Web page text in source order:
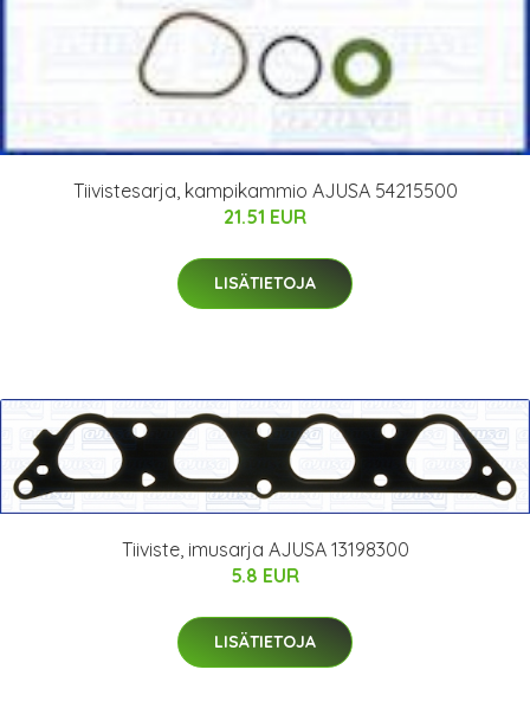
Tiivistesarja, kampikammio AJUSA 54215500
21.51 EUR
LISÄTIETOJA
Tiiviste, imusarja AJUSA 13198300
5.8 EUR
LISÄTIETOJA